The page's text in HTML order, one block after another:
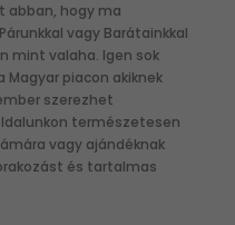
abban, hogy ma
vagy Barátainkkal
mint valaha. Igen sok
piacon akiknek
szerezhet
természetesen
vagy ajándéknak
és tartalmas